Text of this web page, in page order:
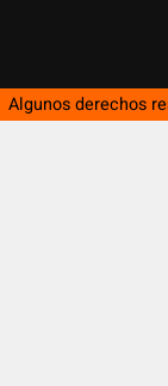
Algunos derechos